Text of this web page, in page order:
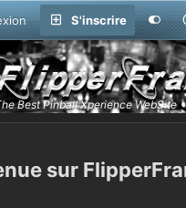
S'inscrire